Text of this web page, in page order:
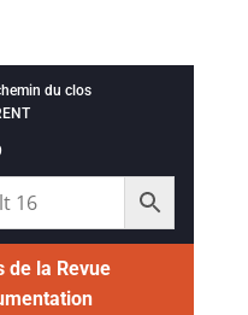
du clos
de la Revue